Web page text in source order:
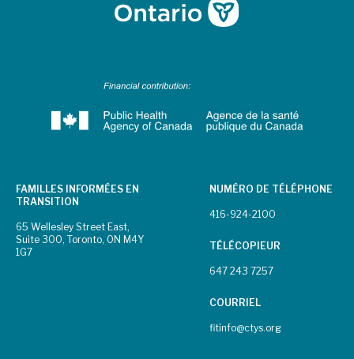
FAMILLES INFORMÉES EN
TRANSITION
65 Wellesley Street East,
Suite 300, Toronto, ON M4Y
1G7
NUMÉRO DE TÉLÉPHONE
416-924-2100
TÉLÉCOPIEUR
647 243 7257
COURRIEL
fitinfo@ctys.org